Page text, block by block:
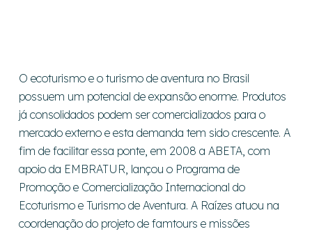
O ecoturismo e o turismo de aventura no Brasil
possuem um potencial de expansão enorme. Produtos
já consolidados podem ser comercializados para o
mercado externo e esta demanda tem sido crescente. A
fim de facilitar essa ponte, em 2008 a ABETA, com
apoio da EMBRATUR, lançou o Programa de
Promoção e Comercialização Internacional do
Ecoturismo e Turismo de Aventura. A Raízes atuou na
coordenação do projeto de famtours e missões